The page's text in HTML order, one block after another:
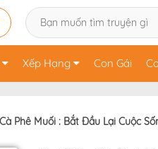
Xếp Hạng Con Gái
Phê Muối : Bắt Đầu Lại Cuộc